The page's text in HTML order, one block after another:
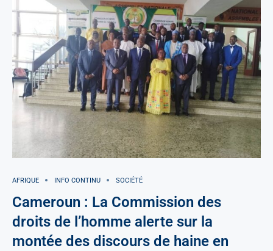
AFRIQUE INFO CONTINU SOCIÉTÉ
Cameroun : La Commission des
droits de l’homme alerte sur la
montée des discours de haine en